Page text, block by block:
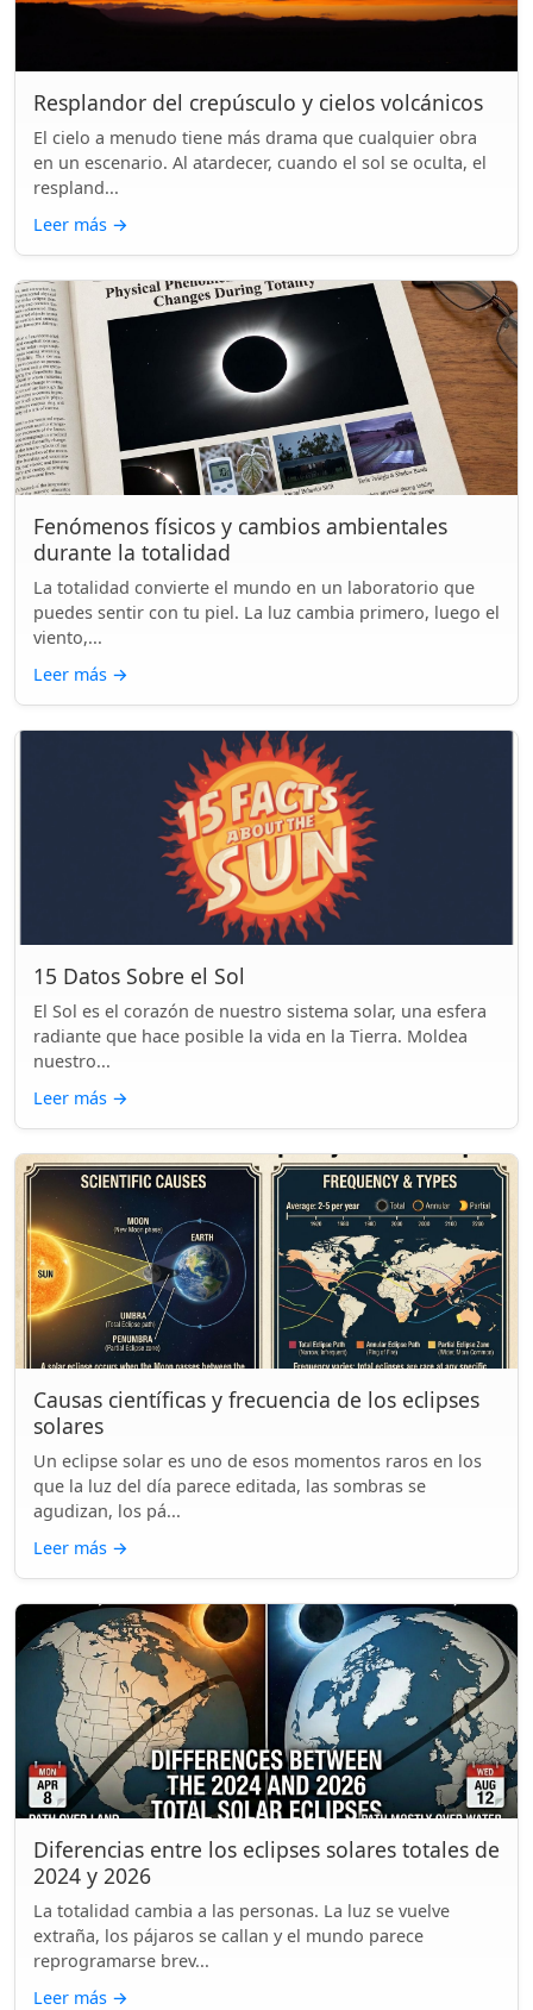
Resplandor del crepúsculo y cielos volcánicos
El cielo a menudo tiene más drama que cualquier obra
en un escenario. Al atardecer, cuando el sol se oculta, el
respland...
Leer más →
Fenómenos físicos y cambios ambientales
durante la totalidad
La totalidad convierte el mundo en un laboratorio que
puedes sentir con tu piel. La luz cambia primero, luego el
viento,...
Leer más →
15 Datos Sobre el Sol
El Sol es el corazón de nuestro sistema solar, una esfera
radiante que hace posible la vida en la Tierra. Moldea
nuestro...
Leer más →
Causas científicas y frecuencia de los eclipses
solares
Un eclipse solar es uno de esos momentos raros en los
que la luz del día parece editada, las sombras se
agudizan, los pá...
Leer más →
Diferencias entre los eclipses solares totales de
2024 y 2026
La totalidad cambia a las personas. La luz se vuelve
extraña, los pájaros se callan y el mundo parece
reprogramarse brev...
Leer más →